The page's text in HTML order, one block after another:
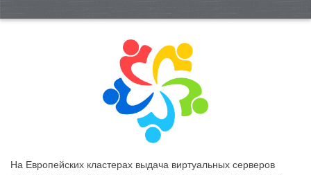
На Европейских кластерах выдача виртуальных серверов